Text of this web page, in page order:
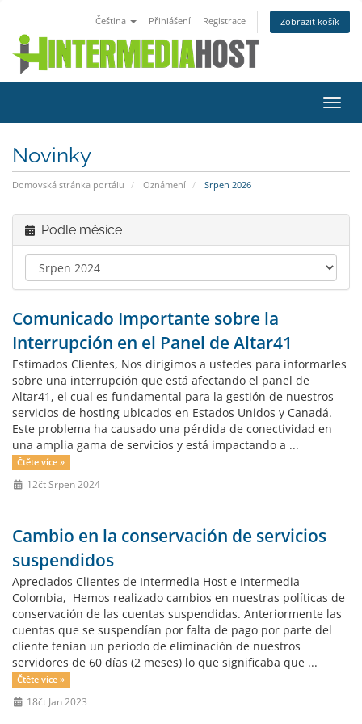
Čeština Přihlášení Registrace Zobrazit košík
Novinky
Domovská stránka portálu Oznámení Srpen 2026
Podle měsíce
Comunicado Importante sobre la
Interrupción en el Panel de Altar41
Estimados Clientes, Nos dirigimos a ustedes para informarles
sobre una interrupción que está afectando el panel de
Altar41, el cual es fundamental para la gestión de nuestros
servicios de hosting ubicados en Estados Unidos y Canadá.
Este problema ha causado una pérdida de conectividad en
una amplia gama de servicios y está impactando a ...
Čtěte více »
12čt Srpen 2024
Cambio en la conservación de servicios
suspendidos
Apreciados Clientes de Intermedia Host e Intermedia
Colombia, Hemos realizado cambios en nuestras políticas de
conservación de las cuentas suspendidas. Anteriormente las
cuentas que se suspendían por falta de pago por parte del
cliente tenían un periodo de eliminación de nuestros
servidores de 60 días (2 meses) lo que significaba que ...
Čtěte více »
18čt Jan 2023